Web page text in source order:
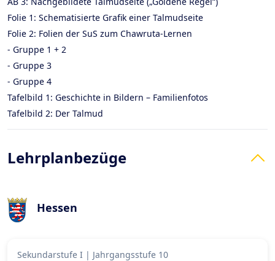
Folie 1: Schematisierte Grafik einer Talmudseite
Folie 2: Folien der SuS zum Chawruta-Lernen
- Gruppe 1 + 2
- Gruppe 3
- Gruppe 4
Tafelbild 1: Geschichte in Bildern – Familienfotos
Tafelbild 2: Der Talmud
Lehrplanbezüge
Hessen
Sekundarstufe I | Jahrgangsstufe 10